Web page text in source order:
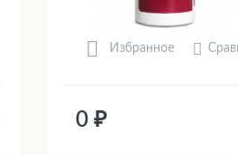
Избранное
0 ₽